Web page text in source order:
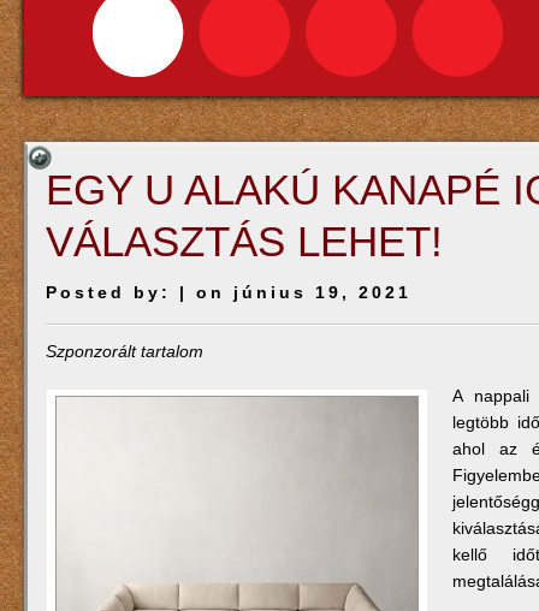
EGY U ALAKÚ KANAPÉ
VÁLASZTÁS LEHET!
Posted by: | on június 19, 2021
Szponzorált tartalom
A
legtöbb
ahol az
kellő